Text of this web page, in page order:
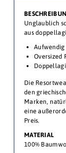
Unglaublich
aus
Aufwendig
Oversized
Die
den
Marken,
eine
Preis.
MATERIAL
100%